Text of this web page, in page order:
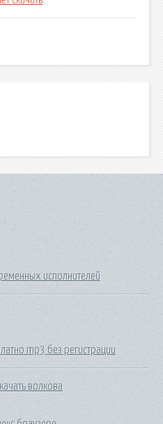
исполнителей
mp3 без регистрации
волкова